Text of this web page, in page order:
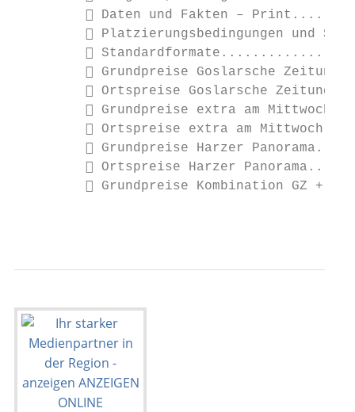
 Daten und Fakten –
 Platzierungsbedingungen und

 Grundpreise Goslarsche
 Ortspreise Goslarsche
 Grundpreise extra am
 Ortspreise extra am
 Grundpreise Harzer
 Ortspreise Harzer
 Grundpreise Kombination GZ +